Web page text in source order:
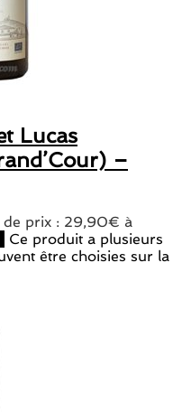
Lucas
–
de prix : 29,90€ à
Ce produit a plusieurs
être choisies sur la